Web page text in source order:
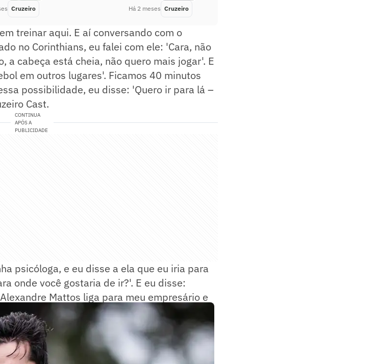
Cruzeiro Há 2 meses Cruzeiro
treinar aqui. E aí conversando com o
no Corinthians, eu falei com ele: 'Cara, não
a cabeça está cheia, não quero mais jogar'. E
em outros lugares'. Ficamos 40 minutos
possibilidade, eu disse: 'Quero ir para lá –
Cast.
CONTINUA
APÓS A
PUBLICIDADE
psicóloga, e eu disse a ela que eu iria para
onde você gostaria de ir?'. E eu disse:
Mattos liga para meu empresário e
de vir para cá – relembra o jogador.